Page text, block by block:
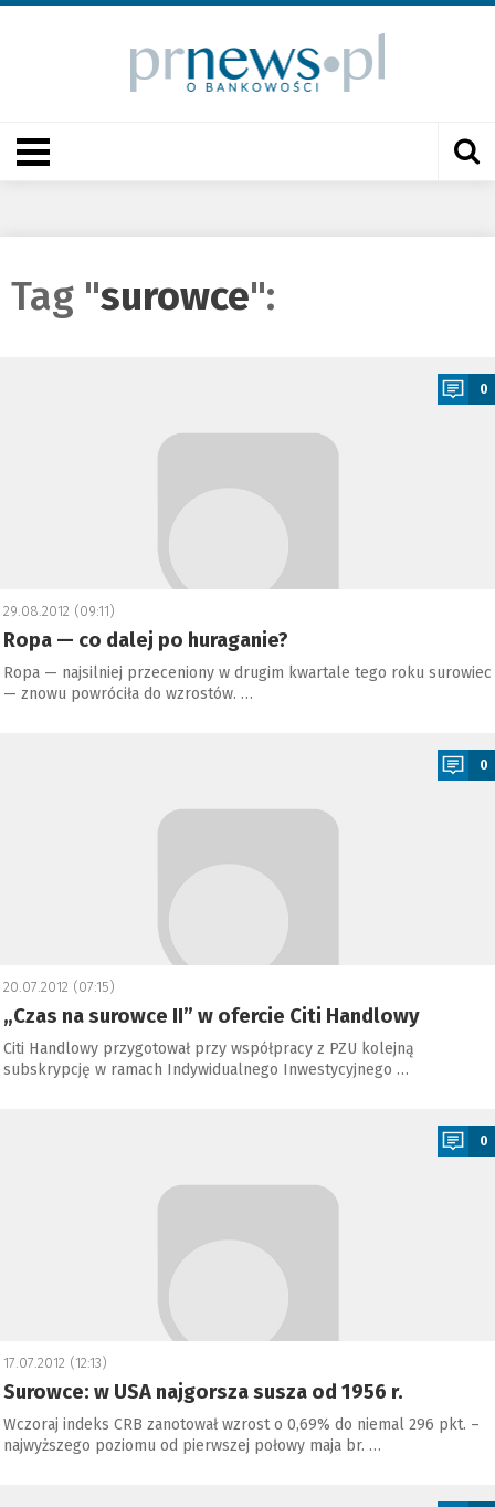
Tag "surowce":
0
29.08.2012 (09:11)
Ropa — co dalej po huraganie?
Ropa — najsilniej przeceniony w drugim kwartale tego roku surowiec
— znowu powróciła do wzrostów. …
0
20.07.2012 (07:15)
„Czas na surowce II” w ofercie Citi Handlowy
Citi Handlowy przygotował przy współpracy z PZU kolejną
subskrypcję w ramach Indywidualnego Inwestycyjnego …
0
17.07.2012 (12:13)
Surowce: w USA najgorsza susza od 1956 r.
Wczoraj indeks CRB zanotował wzrost o 0,69% do niemal 296 pkt. –
najwyższego poziomu od pierwszej połowy maja br. …